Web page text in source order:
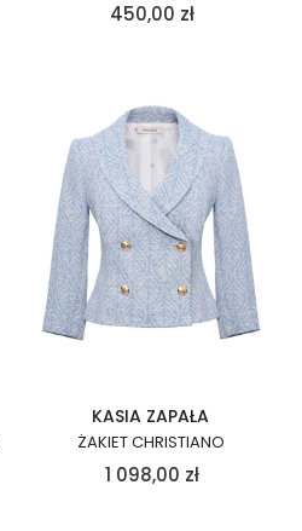
450,00 zł
KASIA ZAPAŁA
ŻAKIET CHRISTIANO
1 098,00 zł